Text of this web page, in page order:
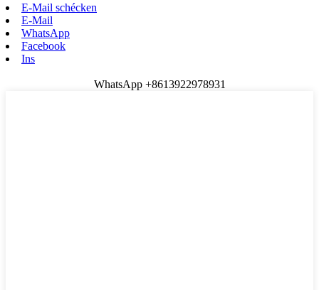
E-Mail schécken
E-Mail
WhatsApp
Facebook
Ins
WhatsApp +8613922978931